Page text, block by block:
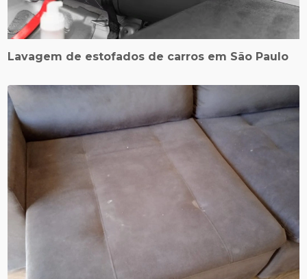
Lavagem de estofados de carros em São Paulo